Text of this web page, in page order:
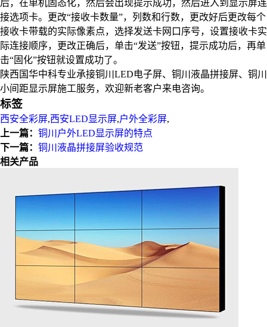
后，在单机固态化，然后会出现提示成功，然后进入到显示屏连
接选项卡。更改“接收卡数量”，列数和行数，更改好后更改每个
接收卡带载的实际像素点，选择发送卡网口序号，设置接收卡实
际连接顺序，更改正确后，单击“发送”按钮，提示成功后，再单
击“固化”按钮就设置成功了。
陕西国华中科专业承接铜川LED电子屏、铜川液晶拼接屏、铜川
小间距显示屏施工服务，欢迎新老客户来电咨询。
标签
西安全彩屏,西安LED显示屏,户外全彩屏,
上一篇： 铜川户外LED显示屏的特点
下一篇： 铜川液晶拼接屏验收规范
相关产品